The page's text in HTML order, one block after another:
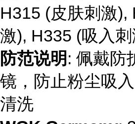
H315 (皮肤刺激),
激), H335 (吸入
防范说明 : 佩戴防
镜，防止粉尘吸
清洗